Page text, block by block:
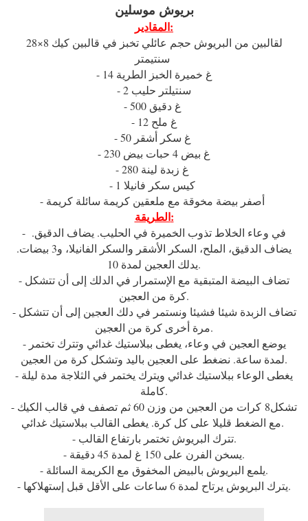
بريوش موسلين
المقادير:
لقالبين من البريوش حجم عائلي تخبز في قالبين كيك 8×28
- 14 غ خميرة الخبز الطرية
- 2 سنتيلتر حليب
- 12 غ ملح
- 230 غ بيض 4 حبات بيض
الطريقة:
- في وعاء الخلاط تذوب الخميرة في الحليب. يضاف الدقيق.
يضاف الدقيق، الملح، السكر الأشقر والسكر الفانيلا، و3 بيضات.
يدلك العجين لمدة 10.
- تضاف البيضة المتبقية مع الإستمرار في الدلك إلى أن تتشكل
كرة من العجين.
- تضاف الزبدة شيئا فشيئا ونستمر في دلك العجين إلى أن تتشكل
مرة أخرى كرة من العجين.
- يوضع العجين في وعاء، يغطى ببلاستيك غدائي وتترك تختمر
لمدة ساعة. نضغط على العجين باليد وتشكل كرة من العجين.
- يغطى الوعاء ببلاستيك غدائي ويترك يختمر في الثلاجة مدة ليلة
كاملة.
- تشكل8 كرات من العجين من وزن 60 ثم تصفف في قالب الكيك
مع الضغط قليلا على كل كرة. يغطى القالب ببلاستيك غدائي.
- تترك البريوش تختمر بارتفاع القالب.
- يسخن الفرن على 150 غ لمدة 45 دقيقة.
- يلمع البريوش بالبيض المخفوق مع الكريمة السائلة.
- يترك البريوش يرتاح لمدة 6 ساعات على الأقل قبل إستهلاكها.